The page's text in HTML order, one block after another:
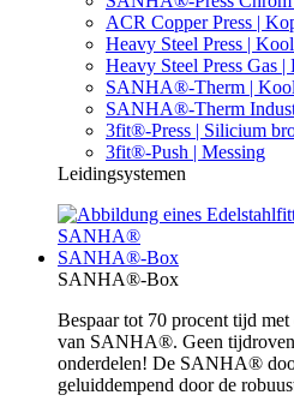
ACR Copper Press |
Heavy Steel Press |
Heavy Steel Press Gas |
SANHA®-Therm |
SANHA®-Therm
3fit®-Press | Silicium
3fit®-Push | Messing
Leidingsystemen
SANHA®-Box
SANHA®-Box
Bespaar tot 70 procent tijd
van SANHA®. Geen
onderdelen! De SANHA®
geluiddempend door de